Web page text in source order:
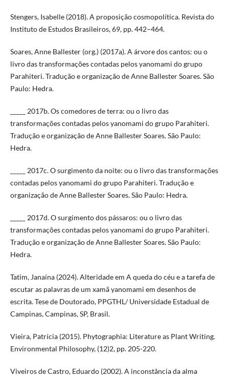
Stengers, Isabelle (2018). A proposição cosmopolítica. Revista do
Instituto de Estudos Brasileiros, 69, pp. 442–464.
Soares, Anne Ballester (org.) (2017a). A árvore dos cantos: ou o
livro das transformações contadas pelos yanomami do grupo
Parahiteri. Tradução e organização de Anne Ballester Soares. São
Paulo: Hedra.
_____ 2017b. Os comedores de terra: ou o livro das
transformações contadas pelos yanomami do grupo Parahiteri.
Tradução e organização de Anne Ballester Soares. São Paulo:
Hedra.
_____ 2017c. O surgimento da noite: ou o livro das transformações
contadas pelos yanomami do grupo Parahiteri. Tradução e
organização de Anne Ballester Soares. São Paulo: Hedra.
_____ 2017d. O surgimento dos pássaros: ou o livro das
transformações contadas pelos yanomami do grupo Parahiteri.
Tradução e organização de Anne Ballester Soares. São Paulo:
Hedra.
Tatim, Janaína (2024). Alteridade em A queda do céu e a tarefa de
escutar as palavras de um xamã yanomami em desenhos de
escrita. Tese de Doutorado, PPGTHL/ Universidade Estadual de
Campinas, Campinas, SP, Brasil.
Vieira, Patrícia (2015). Phytographia: Literature as Plant Writing.
Environmental Philosophy, (12)2, pp. 205-220.
Viveiros de Castro, Eduardo (2002). A inconstância da alma